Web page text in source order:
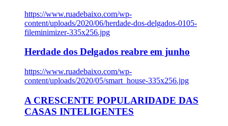
https://www.ruadebaixo.com/wp-
content/uploads/2020/06/herdade-dos-delgados-0105-
fileminimizer-335x256.jpg
Herdade dos Delgados reabre em junho
https://www.ruadebaixo.com/wp-
content/uploads/2020/05/smart_house-335x256.jpg
A CRESCENTE POPULARIDADE DAS
CASAS INTELIGENTES